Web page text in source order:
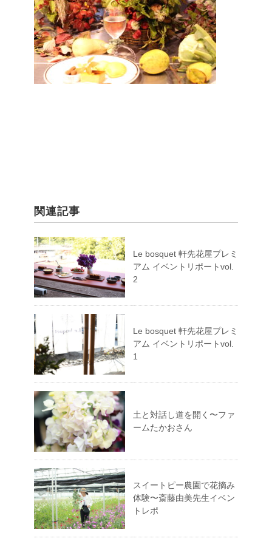
関連記事
Le bosquet 軒先花屋プレミ
アム イベントリポートvol.
2
Le bosquet 軒先花屋プレミ
アム イベントリポートvol.
1
土と対話し道を開く〜ファ
ームたかおさん
スイートピー農園で花摘み
体験〜斎藤由美先生イベン
トレポ